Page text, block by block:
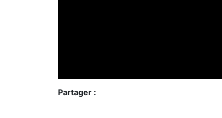
Partager :